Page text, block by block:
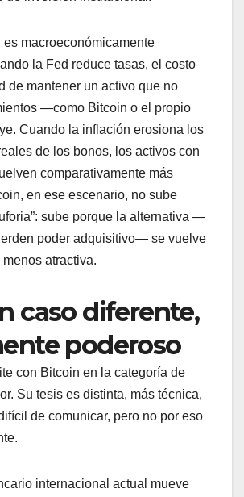
es macroeconómicamente
la Fed reduce tasas, el costo
de mantener un activo que no
—como Bitcoin o el propio
Cuando la inflación erosiona los
de los bonos, los activos con
comparativamente más
en ese escenario, no sube
sube porque la alternativa —
poder adquisitivo— se vuelve
atractiva.
caso diferente,
poderoso
con Bitcoin en la categoría de
Su tesis es distinta, más técnica,
de comunicar, pero no por eso
internacional actual mueve